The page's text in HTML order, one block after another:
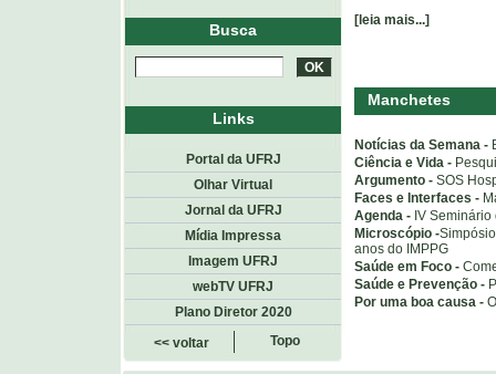
[leia mais...]
Manchetes
Notícias da Semana -
Ciência e Vida -
Argumento - SOS
Faces e Interfaces -
Agenda - IV
Microscópio -
anos do IMPPG
Saúde em Foco -
Saúde e Prevenção -
Por uma boa causa -
Busca
Links
Portal da UFRJ
Olhar Virtual
Jornal da UFRJ
Mídia Impressa
Imagem UFRJ
webTV UFRJ
Plano Diretor 2020
<< voltar
Topo